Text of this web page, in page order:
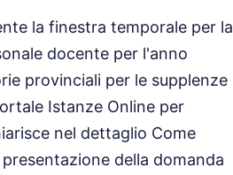
la finestra temporale per la
docente per l'anno
provinciali per le supplenze
Istanze Online per
nel dettaglio Come
della domanda